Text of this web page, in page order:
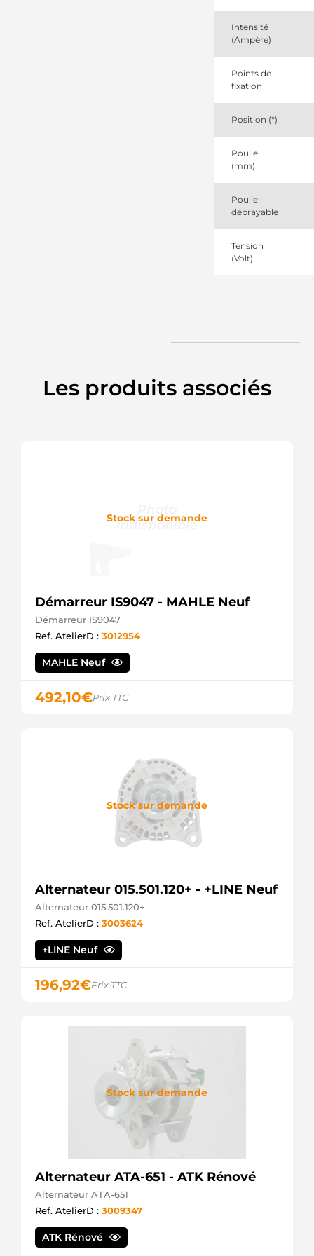
2113281502
2205460
23321
Elstock
4659
CEVAM
6248SP
Spidan
9090548F
EDR
CA1819IR
Intensité
(Ampère)
Points de
fixation
Position (°)
Poulie
(mm)
Poulie
débrayable
Tension
(Volt)
Les produits associés
Stock sur demande
Démarreur IS9047 - MAHLE Neuf
Démarreur IS9047
Ref. AtelierD : 3012954
MAHLE Neuf
492,10€Prix TTC
Stock sur demande
Alternateur 015.501.120+ - +LINE Neuf
Alternateur 015.501.120+
Ref. AtelierD : 3003624
+LINE Neuf
196,92€Prix TTC
Stock sur demande
Alternateur ATA-651 - ATK Rénové
Alternateur ATA-651
Ref. AtelierD : 3009347
ATK Rénové